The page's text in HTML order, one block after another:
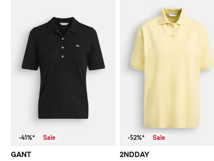
-41%* Sale
GANT
-52%* Sale
2NDDAY